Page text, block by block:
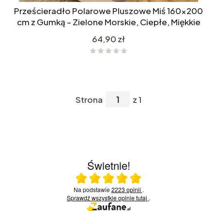
Prześcieradło Polarowe Pluszowe Miś 160x200
cm z Gumką – Zielone Morskie, Ciepłe, Miękkie
Cena
64,90 zł
Strona z 1
Świetnie!
Ocena średnia 5 na 5
Na podstawie2223 opinii .
Sprawdź wszystkie opinietutaj .